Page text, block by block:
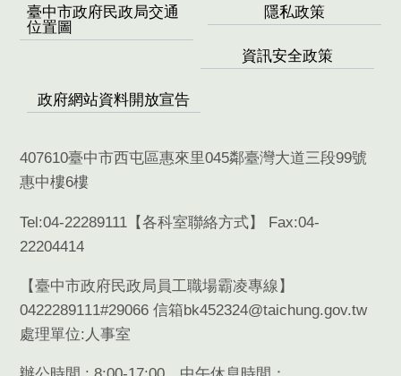
臺中市政府民政局交通
位置圖
隱私政策
資訊安全政策
政府網站資料開放宣告
407610臺中市西屯區惠來里045鄰臺灣大道三段99號
惠中樓6樓
Tel:04-22289111【各科室聯絡方式】 Fax:04-
22204414
【臺中市政府民政局員工職場霸凌專線】
0422289111#29066 信箱bk452324@taichung.gov.tw
處理單位:人事室